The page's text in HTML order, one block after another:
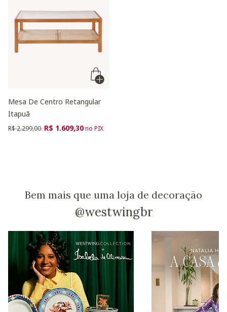
Mesa De Centro Retangular
Itapuã
Preço reduzido de
R$ 2.299,00 para
R$ 1.609,30no PIX
Bem mais que uma loja de decoração
@westwingbr